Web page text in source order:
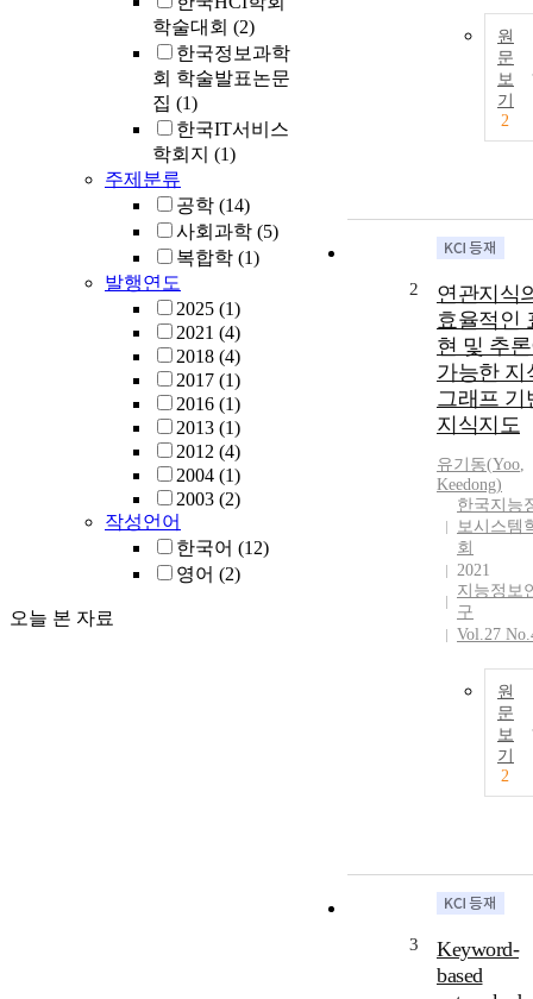
학술대회 (2)
한국정보과학
회 학술발표논문
집 (1)
한국IT서비스
학회지 (1)
주제분류
공학 (14)
사회과학 (5)
복합학 (1)
발행연도
2025 (1)
2021 (4)
2018 (4)
2017 (1)
2016 (1)
2013 (1)
2012 (4)
2004 (1)
2003 (2)
작성언어
한국어 (12)
영어 (2)
오늘 본 자료
원
문
보
기
2
2
연관지식
효율적인
현 및 추
가능한 지
그래프 기
지식지도
유기동(Yoo,
Keedong)
한국지능
보시스템
회
2021
지능정보
구
Vol.27
원
문
보
기
2
3
Keyword-
based